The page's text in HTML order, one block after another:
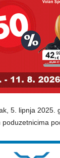
5. lipnja 2025.
poduzetnicima